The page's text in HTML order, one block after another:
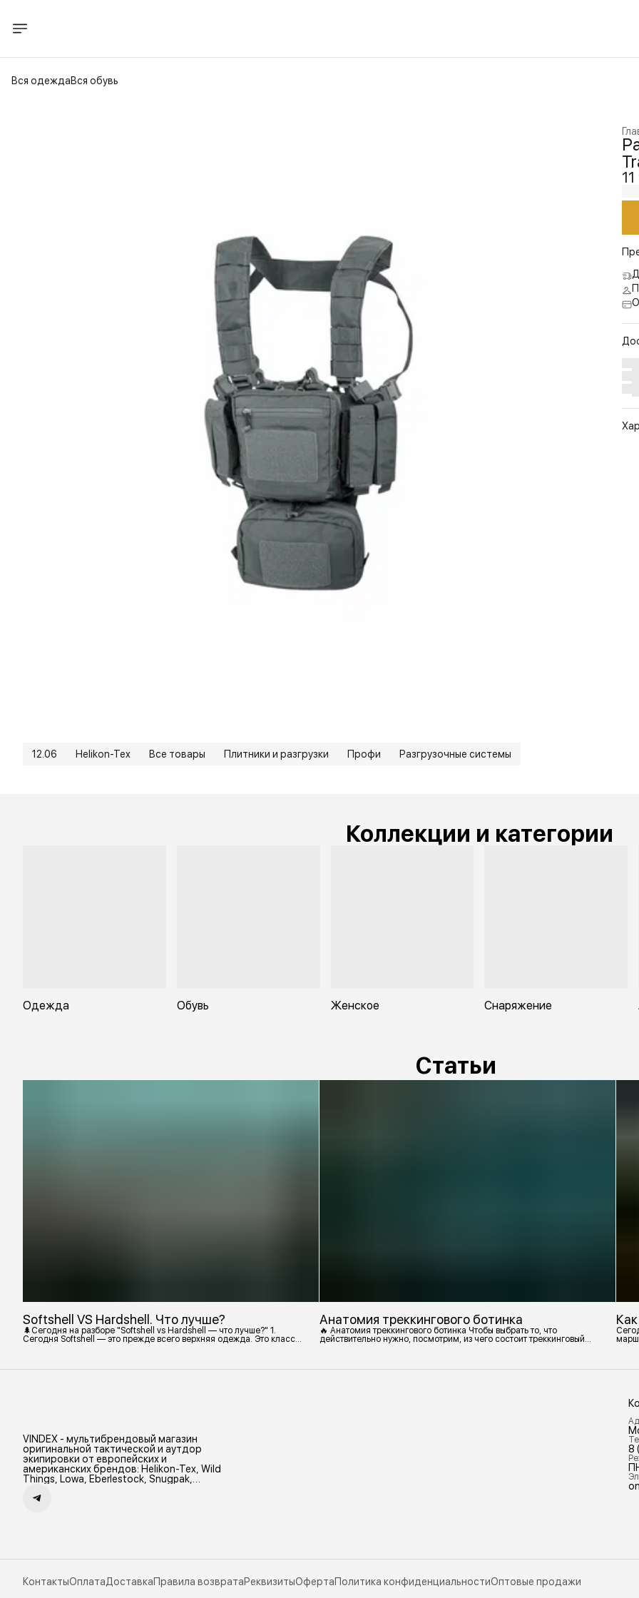
Вся одеждаВся обувь
12.06 Helikon-Tex Все товары Плитники и разгрузки Профи Разгрузочные системы
Коллекции и категории
Одежда Обувь Женское Снаряжение
Статьи
Softshell VS Hardshell. Что лучше?
🌲Сегодня на разборе "Softshell vs Hardshell — что лучше?" 1.
Сегодня Softshell — это прежде всего верхняя одежда. Это класс
Анатомия треккингового ботинка
🔥 Анатомия треккингового ботинка Чтобы выбрать то, что
действительно нужно, посмотрим, из чего состоит треккинговый
VINDEX - мультибрендовый магазин
оригинальной тактической и аутдор
экипировки от европейских и
американских брендов: Helikon-Tex, Wild
Things, Lowa, Eberlestock, Snugpak,
8
КонтактыОплатаДоставкаПравила возвратаРеквизитыОфертаПолитика конфиденциальностиОптовые продажи